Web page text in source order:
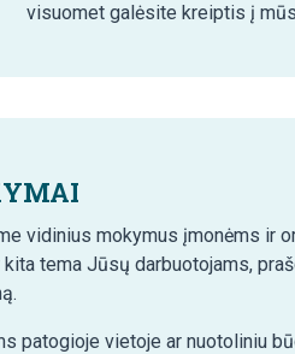
visuomet galėsite kreiptis į
vidinius mokymus įmonėms ir
kita tema Jūsų darbuotojams,
patogioje vietoje ar nuotoliniu